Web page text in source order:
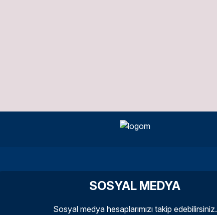
SOSYAL MEDYA
Sosyal medya hesaplarımızı takip edebilirsiniz.